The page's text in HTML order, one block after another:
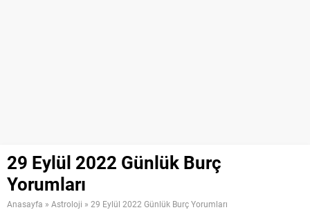
29 Eylül 2022 Günlük Burç
Yorumları
Anasayfa » Astroloji » 29 Eylül 2022 Günlük Burç Yorumları